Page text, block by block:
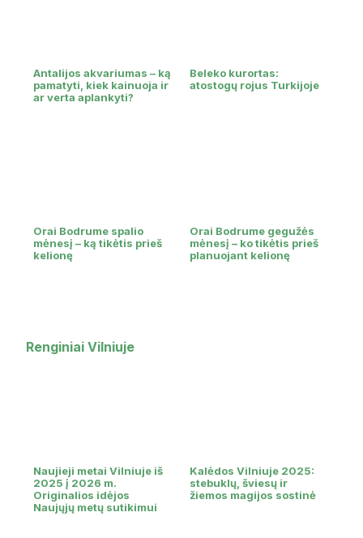
Antalijos akvariumas – ką
pamatyti, kiek kainuoja ir
ar verta aplankyti?
Beleko kurortas:
atostogų rojus Turkijoje
Orai Bodrume spalio
mėnesį – ką tikėtis prieš
kelionę
Orai Bodrume gegužės
mėnesį – ko tikėtis prieš
planuojant kelionę
Renginiai Vilniuje
Naujieji metai Vilniuje iš
2025 į 2026 m.
Originalios idėjos
Naujųjų metų sutikimui
Kalėdos Vilniuje 2025:
stebuklų, šviesų ir
žiemos magijos sostinė